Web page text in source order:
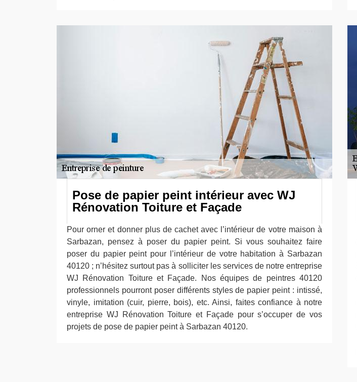
Pose de papier peint intérieur avec WJ
Rénovation Toiture et Façade
Pour orner et donner plus de cachet avec l’intérieur de votre maison à
Sarbazan, pensez à poser du papier peint. Si vous souhaitez faire
poser du papier peint pour l’intérieur de votre habitation à Sarbazan
40120 ; n’hésitez surtout pas à solliciter les services de notre entreprise
WJ Rénovation Toiture et Façade. Nos équipes de peintres 40120
professionnels pourront poser différents styles de papier peint : intissé,
vinyle, imitation (cuir, pierre, bois), etc. Ainsi, faites confiance à notre
entreprise WJ Rénovation Toiture et Façade pour s’occuper de vos
projets de pose de papier peint à Sarbazan 40120.